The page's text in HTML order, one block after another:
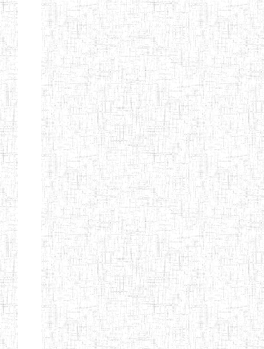
TTC TATUM
ST PIUS X
TECHNICAL
TEACHER
TRAINING
COLLEGE
TATUM
01/08/2000 ENIET
NIGHTINGALE
TEACHER
TRAINING
COLLEGE
20/08/2013 ENIEG
CHRIST THE
KING TEACHER
TRAINING
COLLEGE
04/08/2010 ENIEG
ITCIG SENTTI 14/02/2007 ENIEG